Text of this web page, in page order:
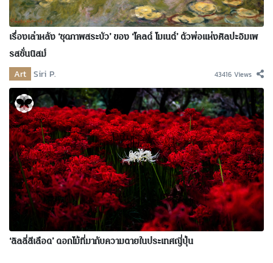
เรื่องเล่าหลัง ‘ชุดภาพสระบัว’ ของ ‘โคลด์ โมเนต์’ ตัวพ่อแห่งศิลปะอิมเพ
รสชั่นนิสม์
Art Siri P. 43416 Views
‘ลิลลี่สีเลือด’ ดอกไม้ที่มากับความตายในประเทศญี่ปุ่น